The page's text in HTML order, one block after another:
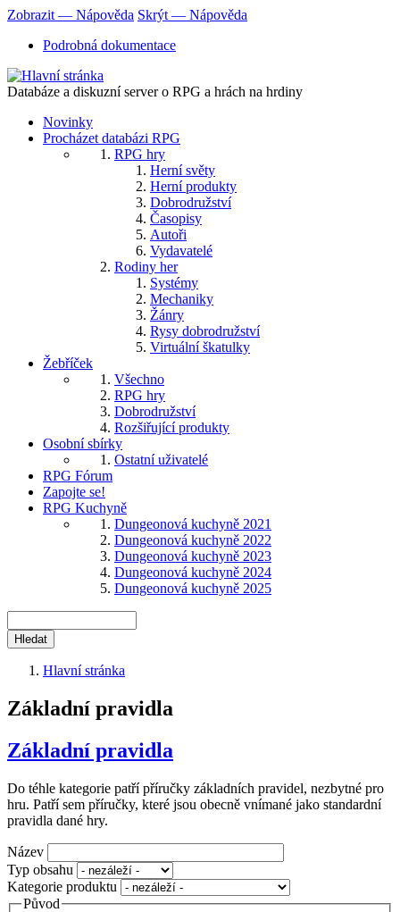
Přejít
hlavnímu
Nápověda
Zobrazit — Nápověda Skrýt — Nápověda
Podrobná dokumentace
Databáze a diskuzní server o RPG a hrách na hrdiny
Novinky
Procházet databázi RPG
RPG hry
Herní světy
Herní produkty
Dobrodružství
Časopisy
Autoři
Vydavatelé
Rodiny her
Systémy
Mechaniky
Žánry
Rysy dobrodružství
Virtuální škatulky
Žebříček
Všechno
RPG hry
Dobrodružství
Rozšiřující produkty
Osobní sbírky
Ostatní uživatelé
RPG Fórum
Zapojte se!
RPG Kuchyně
Dungeonová kuchyně 2021
Dungeonová kuchyně 2022
Dungeonová kuchyně 2023
Dungeonová kuchyně 2024
Dungeonová kuchyně 2025
navigace
Hlavní stránka
Základní pravidla
Základní pravidla
Do téhle kategorie patří příručky základních pravidel, nezbytné pro
hru. Patří sem příručky, které jsou obecně vnímané jako standardní
pravidla dané hry.
Název
Typ obsahu
Kategorie produktu
Původ